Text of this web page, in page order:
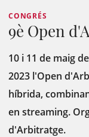
CONGRÉS
9è Open
10 i 11 de maig
2023 l'Open
híbrida,
en streaming.
d'Arbitratge.